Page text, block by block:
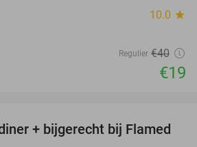
10.0 star
Regulier €40
€19
31%
+ bijgerecht bij Flamed